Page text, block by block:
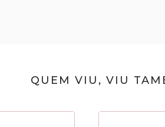
QUEM VIU, VIU